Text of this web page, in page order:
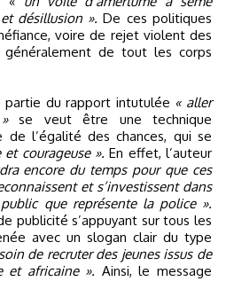
désillusion ». De ces politiques
voire de rejet violent des
de tout les corps
partie du rapport intutulée « aller
se veut être une technique
de l’égalité des chances, qui se
et courageuse ».En effet, l’auteur
encore du temps pour que ces
et s’investissent dans
que représente la police ».
publicité s’appuyant sur tous les
avec un slogan clair du type
de recruter des jeunes issus de
et africaine ». Ainsi, le message